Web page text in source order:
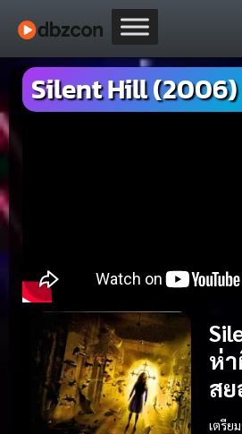
Silent Hill
ห่
ส
เตรีย